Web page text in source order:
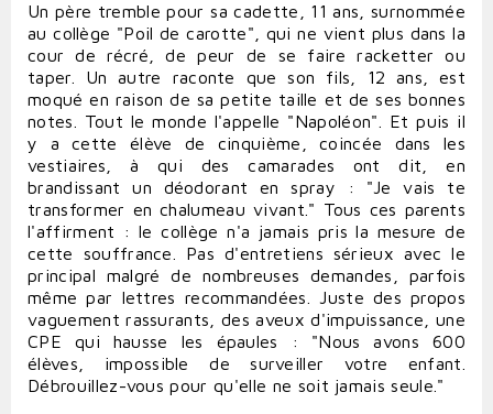
Un père tremble pour sa cadette, 11 ans, surnommée
au collège "Poil de carotte", qui ne vient plus dans la
cour de récré, de peur de se faire racketter ou
taper. Un autre raconte que son fils, 12 ans, est
moqué en raison de sa petite taille et de ses bonnes
notes. Tout le monde l'appelle "Napoléon". Et puis il
y a cette élève de cinquième, coincée dans les
vestiaires, à qui des camarades ont dit, en
brandissant un déodorant en spray : "Je vais te
transformer en chalumeau vivant." Tous ces parents
l'affirment : le collège n'a jamais pris la mesure de
cette souffrance. Pas d'entretiens sérieux avec le
principal malgré de nombreuses demandes, parfois
même par lettres recommandées. Juste des propos
vaguement rassurants, des aveux d'impuissance, une
CPE qui hausse les épaules : "Nous avons 600
élèves, impossible de surveiller votre enfant.
Débrouillez-vous pour qu'elle ne soit jamais seule."